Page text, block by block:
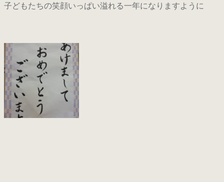
子どもたちの笑顔いっぱい溢れる一年になりますように